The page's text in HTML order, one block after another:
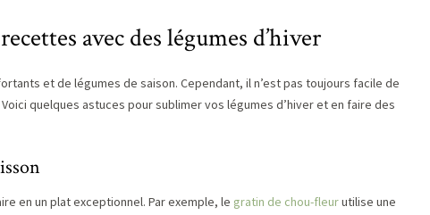
avec des légumes d’hiver
et de légumes de saison. Cependant, il n’est pas toujours facile de
quelques astuces pour sublimer vos légumes d’hiver et en faire des
en un plat exceptionnel. Par exemple, le gratin de chou-fleurutilise une